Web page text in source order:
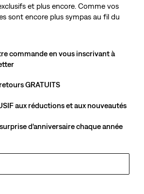
et plus encore. Comme vos
sont encore plus sympas au fil du
commande en vous inscrivant à
GRATUITS
aux réductions et aux nouveautés
d'anniversaire chaque année